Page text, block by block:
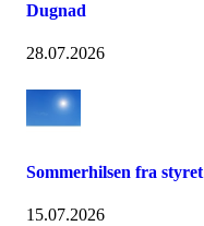
Dugnad
28.07.2026
Sommerhilsen fra styret
15.07.2026